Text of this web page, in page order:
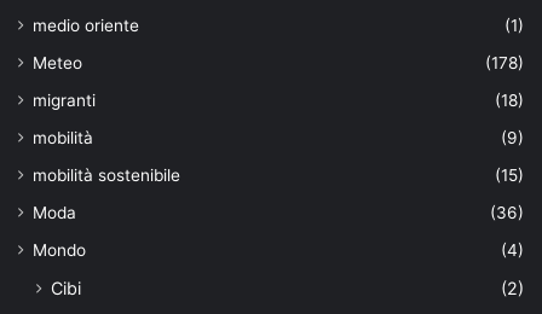
medio oriente
(1)
Meteo
(178)
migranti
(18)
mobilità
(9)
mobilità sostenibile
(15)
Moda
(36)
Mondo
(4)
Cibi (2)